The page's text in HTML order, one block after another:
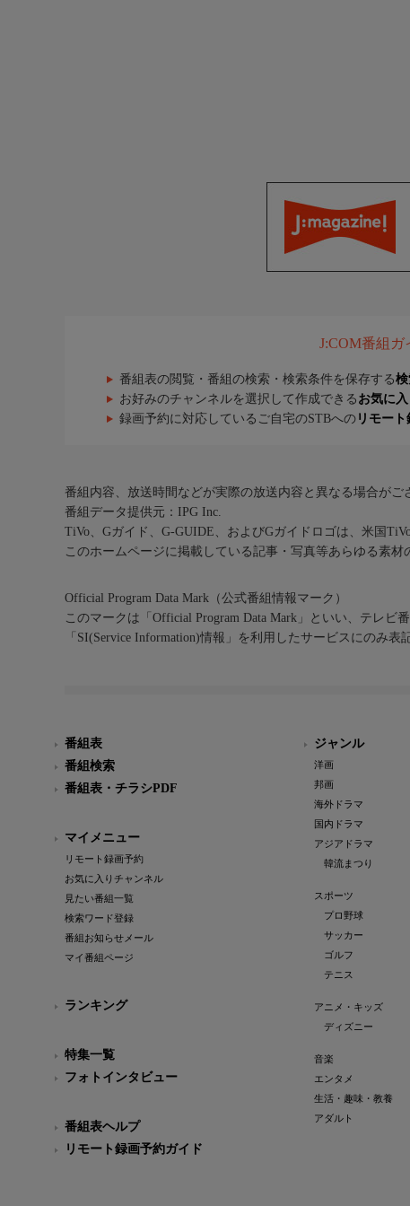
J:COM番組ガ
番組表の閲覧・番組の検索・検索条件を保存する
お好みのチャンネルを選択して作成できる お気に
録画予約に対応しているご自宅のSTBへの リモー
番組内容、放送時間などが実際の放送内容と異なる場合がご
番組データ提供元：IPG Inc.
TiVo、Gガイド、G-GUIDE、およびGガイドロゴは、米国
このホームページに掲載している記事・写真等あらゆる素材
Official Program Data Mark（公式番組情報マーク）
このマークは「Official Program Data Mark」といい、テレビ
「SI(Service Information)情報」を利用したサービスにのみ表
番組表
番組検索
番組表・チラシPDF
マイメニュー
リモート録画予約
お気に入りチャンネル
見たい番組一覧
検索ワード登録
番組お知らせメール
マイ番組ページ
ランキング
特集一覧
フォトインタビュー
番組表ヘルプ
リモート録画予約ガイド
ジャンル
洋画
邦画
海外ドラマ
国内ドラマ
アジアドラマ
韓流まつり
スポーツ
プロ野球
サッカー
ゴルフ
テニス
アニメ・キッズ
ディズニー
音楽
エンタメ
生活・趣味・教養
アダルト